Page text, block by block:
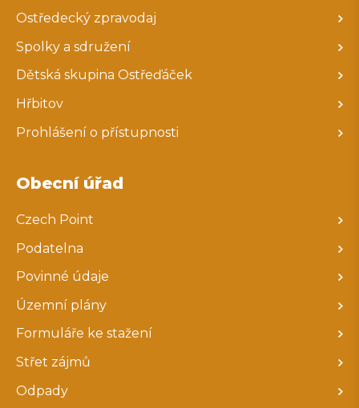
Ostředecký zpravodaj
Spolky a sdružení
Dětská skupina Ostřeďáček
Hřbitov
Prohlášení o přístupnosti
Obecní úřad
Czech Point
Podatelna
Povinné údaje
Územní plány
Formuláře ke stažení
Střet zájmů
Odpady